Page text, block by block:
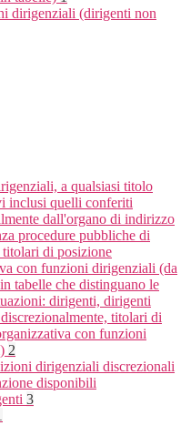
dirigenziali (dirigenti non
a qualsiasi titolo
inclusi quelli conferiti
dall'organo di indirizzo
procedure pubbliche di
titolari di posizione
con funzioni dirigenziali (da
tabelle che distinguano le
dirigenti, dirigenti
titolari di
con funzioni
2
dirigenziali discrezionali
disponibili
3